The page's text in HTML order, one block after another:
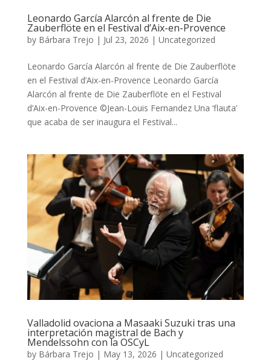
Leonardo García Alarcón al frente de Die
Zauberflöte en el Festival d’Aix-en-Provence
by Bárbara Trejo | Jul 23, 2026 | Uncategorized
Leonardo García Alarcón al frente de Die Zauberflöte
en el Festival d’Aix-en-Provence Leonardo García
Alarcón al frente de Die Zauberflöte en el Festival
d’Aix-en-Provence ©Jean-Louis Fernandez Una ‘flauta’
que acaba de ser inaugura el Festival...
Valladolid ovaciona a Masaaki Suzuki tras una
interpretación magistral de Bach y
Mendelssohn con la OSCyL
by Bárbara Trejo | May 13, 2026 | Uncategorized